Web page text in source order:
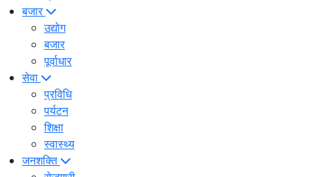
बजार
उद्योग
बजार
पूर्वाधार
सेवा
प्रविधि
पर्यटन
शिक्षा
स्वास्थ्य
जनशक्ति